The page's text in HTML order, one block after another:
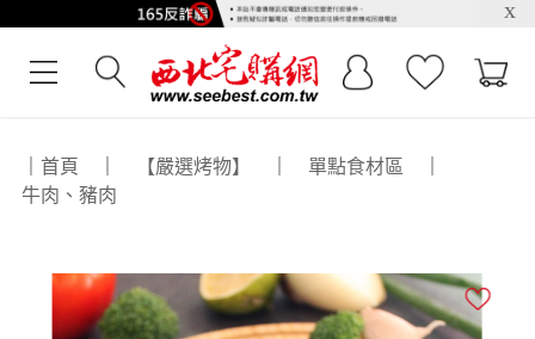
x
首頁 【嚴選烤物】 單點食材區
牛肉、豬肉